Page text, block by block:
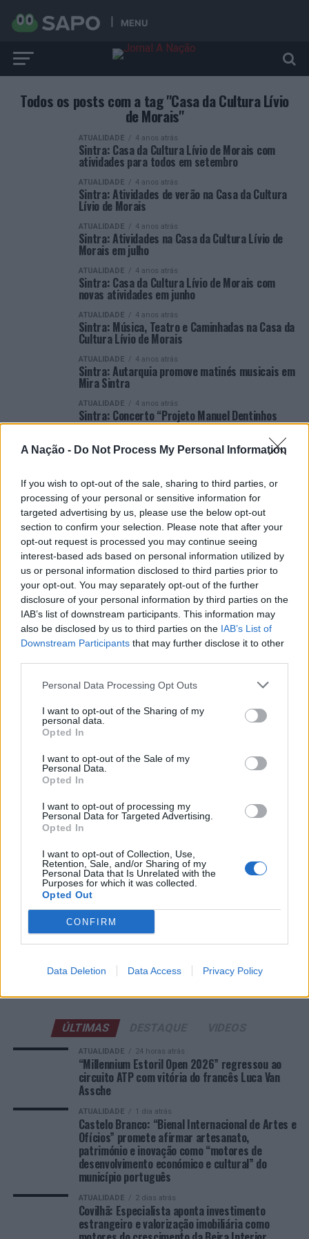
A Nação - Do Not Process My Personal Information
If you wish to opt-out of the sale, sharing to third parties, or
processing of your personal or sensitive information for
targeted advertising by us, please use the below opt-out
section to confirm your selection. Please note that after your
opt-out request is processed you may continue seeing
interest-based ads based on personal information utilized by
us or personal information disclosed to third parties prior to
your opt-out. You may separately opt-out of the further
disclosure of your personal information by third parties on the
IAB’s list of downstream participants. This information may
also be disclosed by us to third parties on the IAB’s List of
Downstream Participants that may further disclose it to other
Personal Data Processing Opt Outs
I want to opt-out of the Sharing of my
personal data.
Opted In
I want to opt-out of the Sale of my
Personal Data.
Opted In
I want to opt-out of processing my
Personal Data for Targeted Advertising.
Opted In
I want to opt-out of Collection, Use,
Retention, Sale, and/or Sharing of my
Personal Data that Is Unrelated with the
Purposes for which it was collected.
Opted Out
CONFIRM
Data Deletion Data Access Privacy Policy
MENU
Todos os posts com a tag "Casa da Cultura Lívio
de Morais"
ATUALIDADE 4 anos atrás
Sintra: Casa da Cultura Lívio de Morais com
atividades para todos em setembro
ATUALIDADE 4 anos atrás
Sintra: Atividades de verão na Casa da Cultura
Lívio de Morais
ATUALIDADE 4 anos atrás
Sintra: Atividades na Casa da Cultura Lívio de
Morais em julho
ATUALIDADE 4 anos atrás
Sintra: Casa da Cultura Lívio de Morais com
novas atividades em junho
ATUALIDADE 4 anos atrás
Sintra: Música, Teatro e Caminhadas na Casa da
Cultura Lívio de Morais
ATUALIDADE 4 anos atrás
Sintra: Autarquia promove matinés musicais em
Mira Sintra
ATUALIDADE 4 anos atrás
Sintra: Concerto “Projeto Manuel Dentinhos
Experience” em Mira Sintra
ATUALIDADE 4 anos atrás
Sintra: Carnaval na Casa da Cultura Lívio de
ATUALIDADE
Sintra: Arte em telha em exposição na Casa da
Cultura Lívio de Morais
ATUALIDADE 4 anos atrás
Sintra: Matiné musical na Casa da Cultura Lívio
de Morais
“Millennium Estoril Open 2026” regressou ao circuito ATP
Castelo Branco: “Bienal Internacional de Artes e Ofícios”
“motores de desenvolvimento económico e cultural” do
município português
Covilhã: Especialista aponta investimento estrangeiro e
valorização imobiliária como motores do crescimento da
Beira Interior
Rio de Janeiro: Governo do Estado propõe parceria com a
FUNCEX para “reforçar inteligência sobre comércio
exterior”
Esposende acolhe festival de kitesurf
COMENTÁRIOS RECENTES
ÚLTIMAS
ATUALIDADE 24 horas atrás
“Millennium Estoril Open 2026” regressou ao
circuito ATP com vitória do francês Luca Van
Assche
ATUALIDADE 1 dia atrás
Castelo Branco: “Bienal Internacional de Artes e
Ofícios” promete afirmar artesanato,
património e inovação como “motores de
desenvolvimento económico e cultural” do
município português
ATUALIDADE 2 dias atrás
Covilhã: Especialista aponta investimento
estrangeiro e valorização imobiliária como